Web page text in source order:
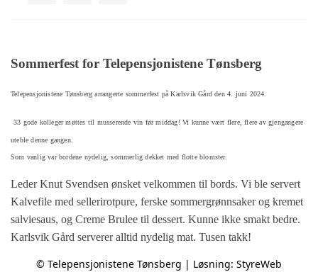
Sommerfest for Telepensjonistene Tønsberg
Telepensjonistene Tønsberg arrangerte sommerfest på Karlsvik Gård den 4. juni 2024.
33 gode kolleger møttes til musserende vin før middag! Vi kunne vært flere, flere av gjengangere
uteble denne gangen.
Som vanlig var bordene nydelig, sommerlig dekket med flotte blomster.
Leder Knut Svendsen ønsket velkommen til bords. Vi ble servert
Kalvefile med sellerirotpure, ferske sommergrønnsaker og kremet
salviesaus, og Creme Brulee til dessert. Kunne ikke smakt bedre.
Karlsvik Gård serverer alltid nydelig mat. Tusen takk!
Den selvsagte toastmaster Willy Eide, tok oss som vanlig gjennom
© Telepensjonistene Tønsberg | Løsning: StyreWeb